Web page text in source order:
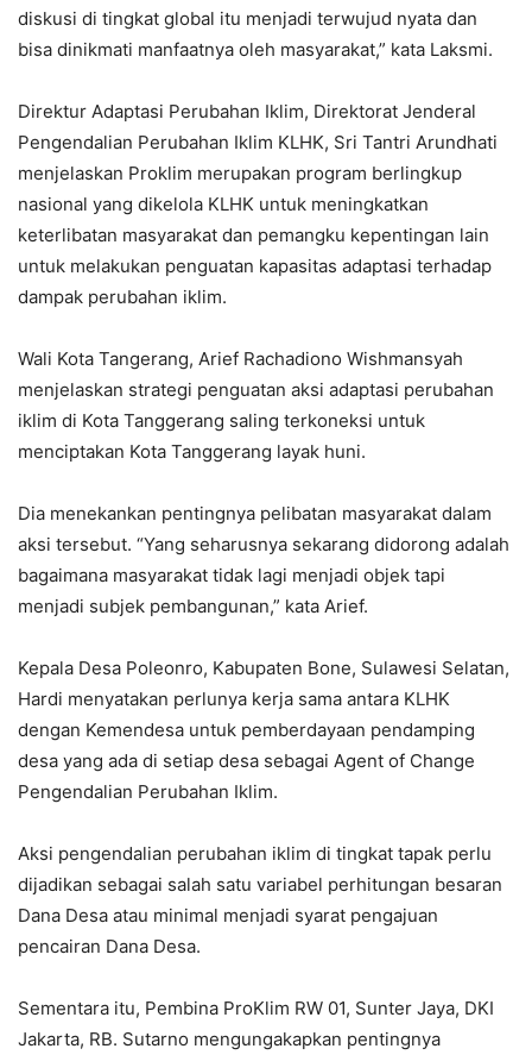
diskusi di tingkat global itu menjadi terwujud nyata dan
bisa dinikmati manfaatnya oleh masyarakat,” kata Laksmi.
Direktur Adaptasi Perubahan Iklim, Direktorat Jenderal
Pengendalian Perubahan Iklim KLHK, Sri Tantri Arundhati
menjelaskan Proklim merupakan program berlingkup
nasional yang dikelola KLHK untuk meningkatkan
keterlibatan masyarakat dan pemangku kepentingan lain
untuk melakukan penguatan kapasitas adaptasi terhadap
dampak perubahan iklim.
Wali Kota Tangerang, Arief Rachadiono Wishmansyah
menjelaskan strategi penguatan aksi adaptasi perubahan
iklim di Kota Tanggerang saling terkoneksi untuk
menciptakan Kota Tanggerang layak huni.
Dia menekankan pentingnya pelibatan masyarakat dalam
aksi tersebut. “Yang seharusnya sekarang didorong adalah
bagaimana masyarakat tidak lagi menjadi objek tapi
menjadi subjek pembangunan,” kata Arief.
Kepala Desa Poleonro, Kabupaten Bone, Sulawesi Selatan,
Hardi menyatakan perlunya kerja sama antara KLHK
dengan Kemendesa untuk pemberdayaan pendamping
desa yang ada di setiap desa sebagai Agent of Change
Pengendalian Perubahan Iklim.
Aksi pengendalian perubahan iklim di tingkat tapak perlu
dijadikan sebagai salah satu variabel perhitungan besaran
Dana Desa atau minimal menjadi syarat pengajuan
pencairan Dana Desa.
Sementara itu, Pembina ProKlim RW 01, Sunter Jaya, DKI
Jakarta, RB. Sutarno mengungakapkan pentingnya